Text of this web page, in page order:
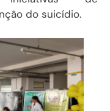
do suicídio.